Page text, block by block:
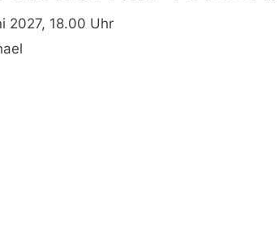
2027, 18.00 Uhr